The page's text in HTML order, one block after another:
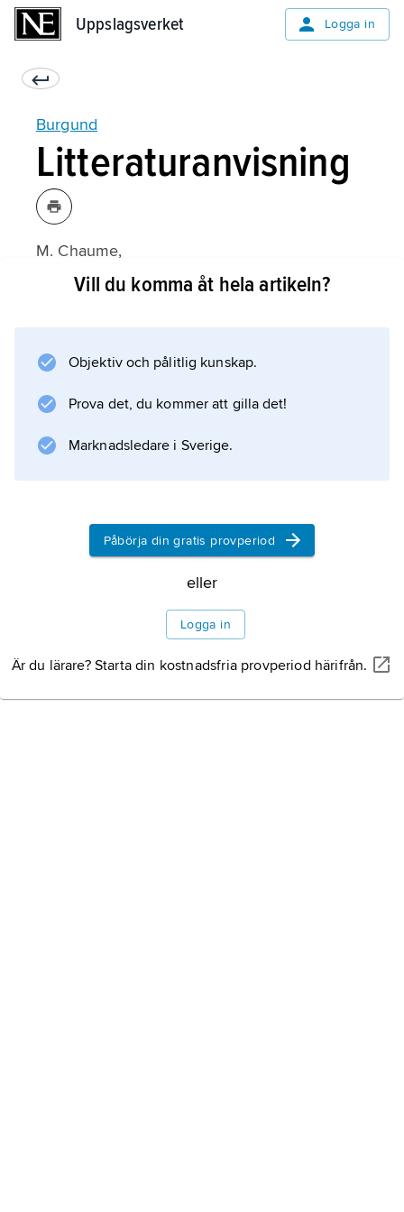
Uppslagsverket Logga in
Burgund
Litteraturanvisning
M. Chaume,
Les Origines du duché de Bourgogne
Vill du komma åt hela artikeln?
Objektiv och pålitlig kunskap.
Prova det, du kommer att gilla det!
Marknadsledare i Sverige.
Påbörja din gratis provperiod
eller
Logga in
Är du lärare? Starta din kostnadsfria provperiod härifrån.